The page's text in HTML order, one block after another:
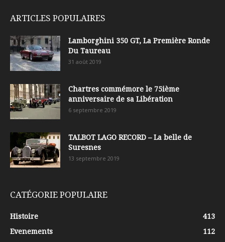
ARTICLES POPULAIRES
Lamborghini 350 GT, La Première Ronde
Du Taureau
31 août 2019
Chartres commémore le 75ième
anniversaire de sa Libération
6 septembre 2019
TALBOT LAGO RECORD – La belle de
Suresnes
13 septembre 2019
CATÉGORIE POPULAIRE
Histoire
413
Evenements
112